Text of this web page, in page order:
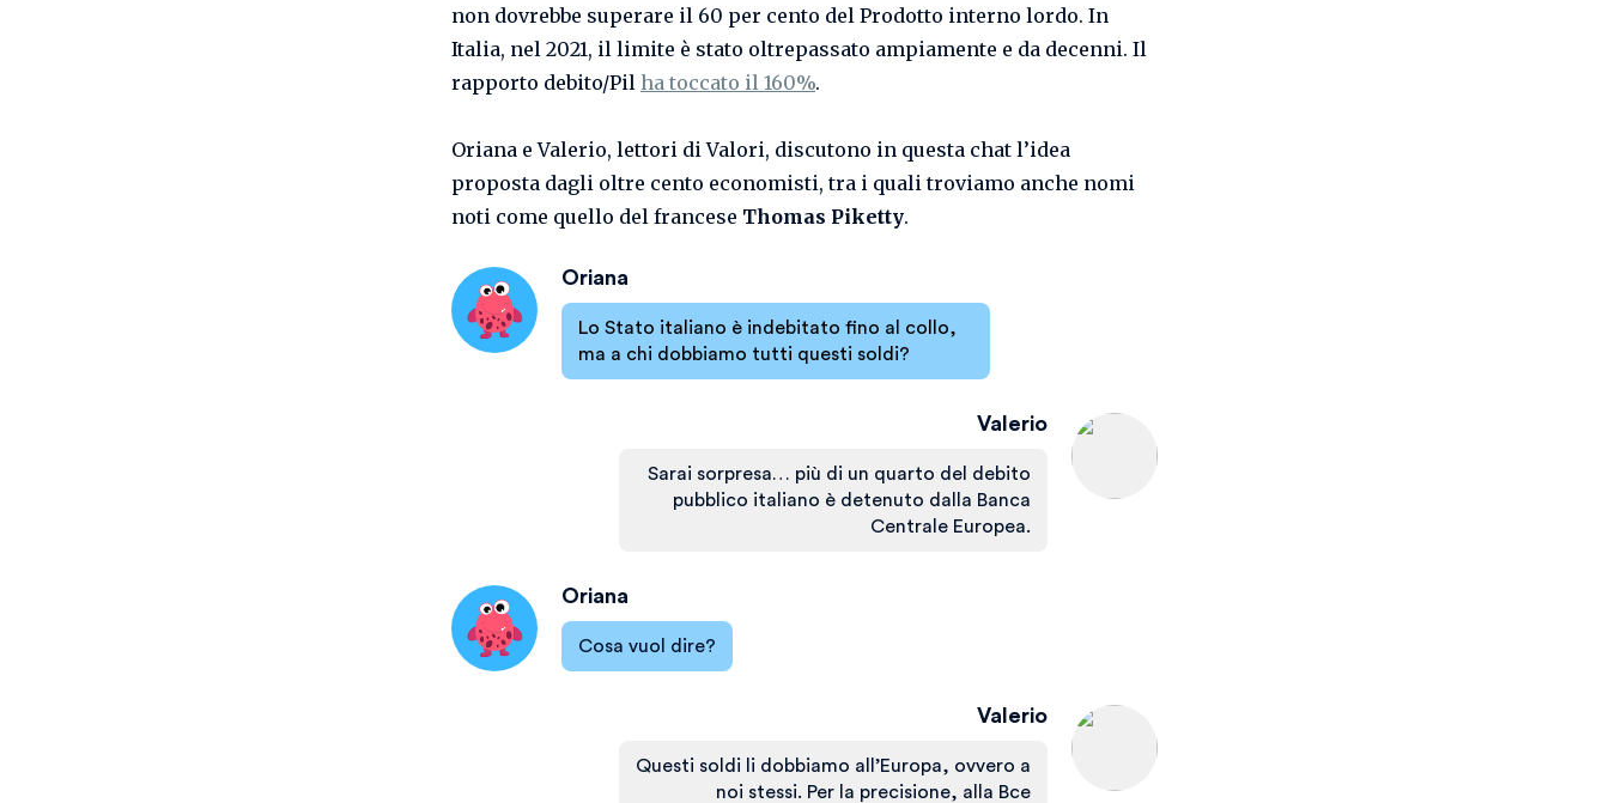
non dovrebbe superare il 60 per cento del Prodotto interno lordo. In
Italia, nel 2021, il limite è stato oltrepassato ampiamente e da decenni. Il
rapporto debito/Pil ha toccato il 160%.
Oriana e Valerio, lettori di Valori, discutono in questa chat l’idea
proposta dagli oltre cento economisti, tra i quali troviamo anche nomi
noti come quello del francese Thomas Piketty.
Oriana
Lo Stato italiano è indebitato fino al collo,
ma a chi dobbiamo tutti questi soldi?
Valerio
Sarai sorpresa… più di un quarto del debito
pubblico italiano è detenuto dalla Banca
Centrale Europea.
Oriana
Cosa vuol dire?
Valerio
Questi soldi li dobbiamo all’Europa, ovvero a
noi stessi. Per la precisione, alla Bce